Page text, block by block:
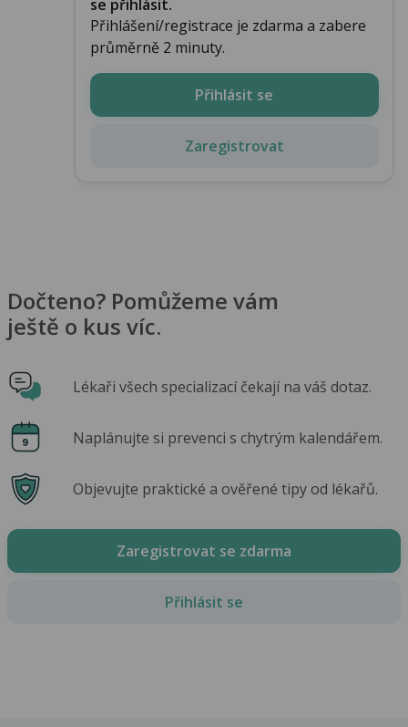
se přihlásit.
Přihlášení/registrace je zdarma a zabere
průměrně 2 minuty.
Přihlásit se
Zaregistrovat
Dočteno? Pomůžeme vám
ještě o kus víc.
Lékaři všech specializací čekají na váš dotaz.
Naplánujte si prevenci s chytrým kalendářem.
Objevujte praktické a ověřené tipy od lékařů.
Zaregistrovat se zdarma
Přihlásit se